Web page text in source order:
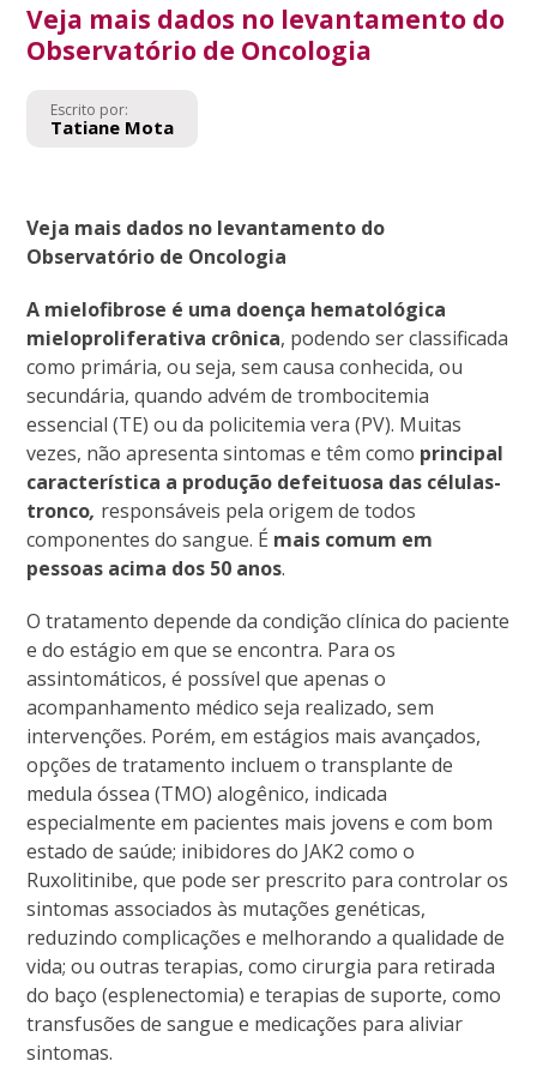
Veja mais dados no levantamento do
Observatório de Oncologia
Escrito por:
Tatiane Mota
Veja mais dados no levantamento do
Observatório de Oncologia
A mielofibrose é uma doença hematológica
mieloproliferativa crônica, podendo ser classificada
como primária, ou seja, sem causa conhecida, ou
secundária, quando advém de trombocitemia
essencial (TE) ou da policitemia vera (PV). Muitas
vezes, não apresenta sintomas e têm como principal
característica a produção defeituosa das células-
tronco, responsáveis pela origem de todos
componentes do sangue. É mais comum em
pessoas acima dos 50 anos.
O tratamento depende da condição clínica do paciente
e do estágio em que se encontra. Para os
assintomáticos, é possível que apenas o
acompanhamento médico seja realizado, sem
intervenções. Porém, em estágios mais avançados,
opções de tratamento incluem o transplante de
medula óssea (TMO) alogênico, indicada
especialmente em pacientes mais jovens e com bom
estado de saúde; inibidores do JAK2 como o
Ruxolitinibe, que pode ser prescrito para controlar os
sintomas associados às mutações genéticas,
reduzindo complicações e melhorando a qualidade de
vida; ou outras terapias, como cirurgia para retirada
do baço (esplenectomia) e terapias de suporte, como
transfusões de sangue e medicações para aliviar
sintomas.